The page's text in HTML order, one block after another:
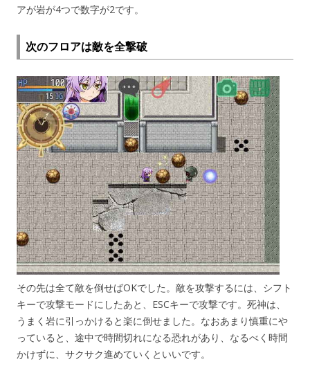
アが岩が4つで数字が2です。
次のフロアは敵を全撃破
その先は全て敵を倒せばOKでした。敵を攻撃するには、シフト
キーで攻撃モードにしたあと、ESCキーで攻撃です。死神は、
うまく岩に引っかけると楽に倒せました。なおあまり慎重にや
っていると、途中で時間切れになる恐れがあり、なるべく時間
かけずに、サクサク進めていくといいです。